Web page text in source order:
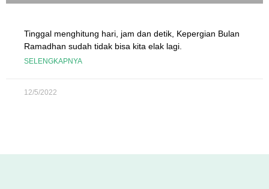
Tinggal menghitung hari, jam dan detik, Kepergian Bulan
Ramadhan sudah tidak bisa kita elak lagi.
SELENGKAPNYA
12/5/2022